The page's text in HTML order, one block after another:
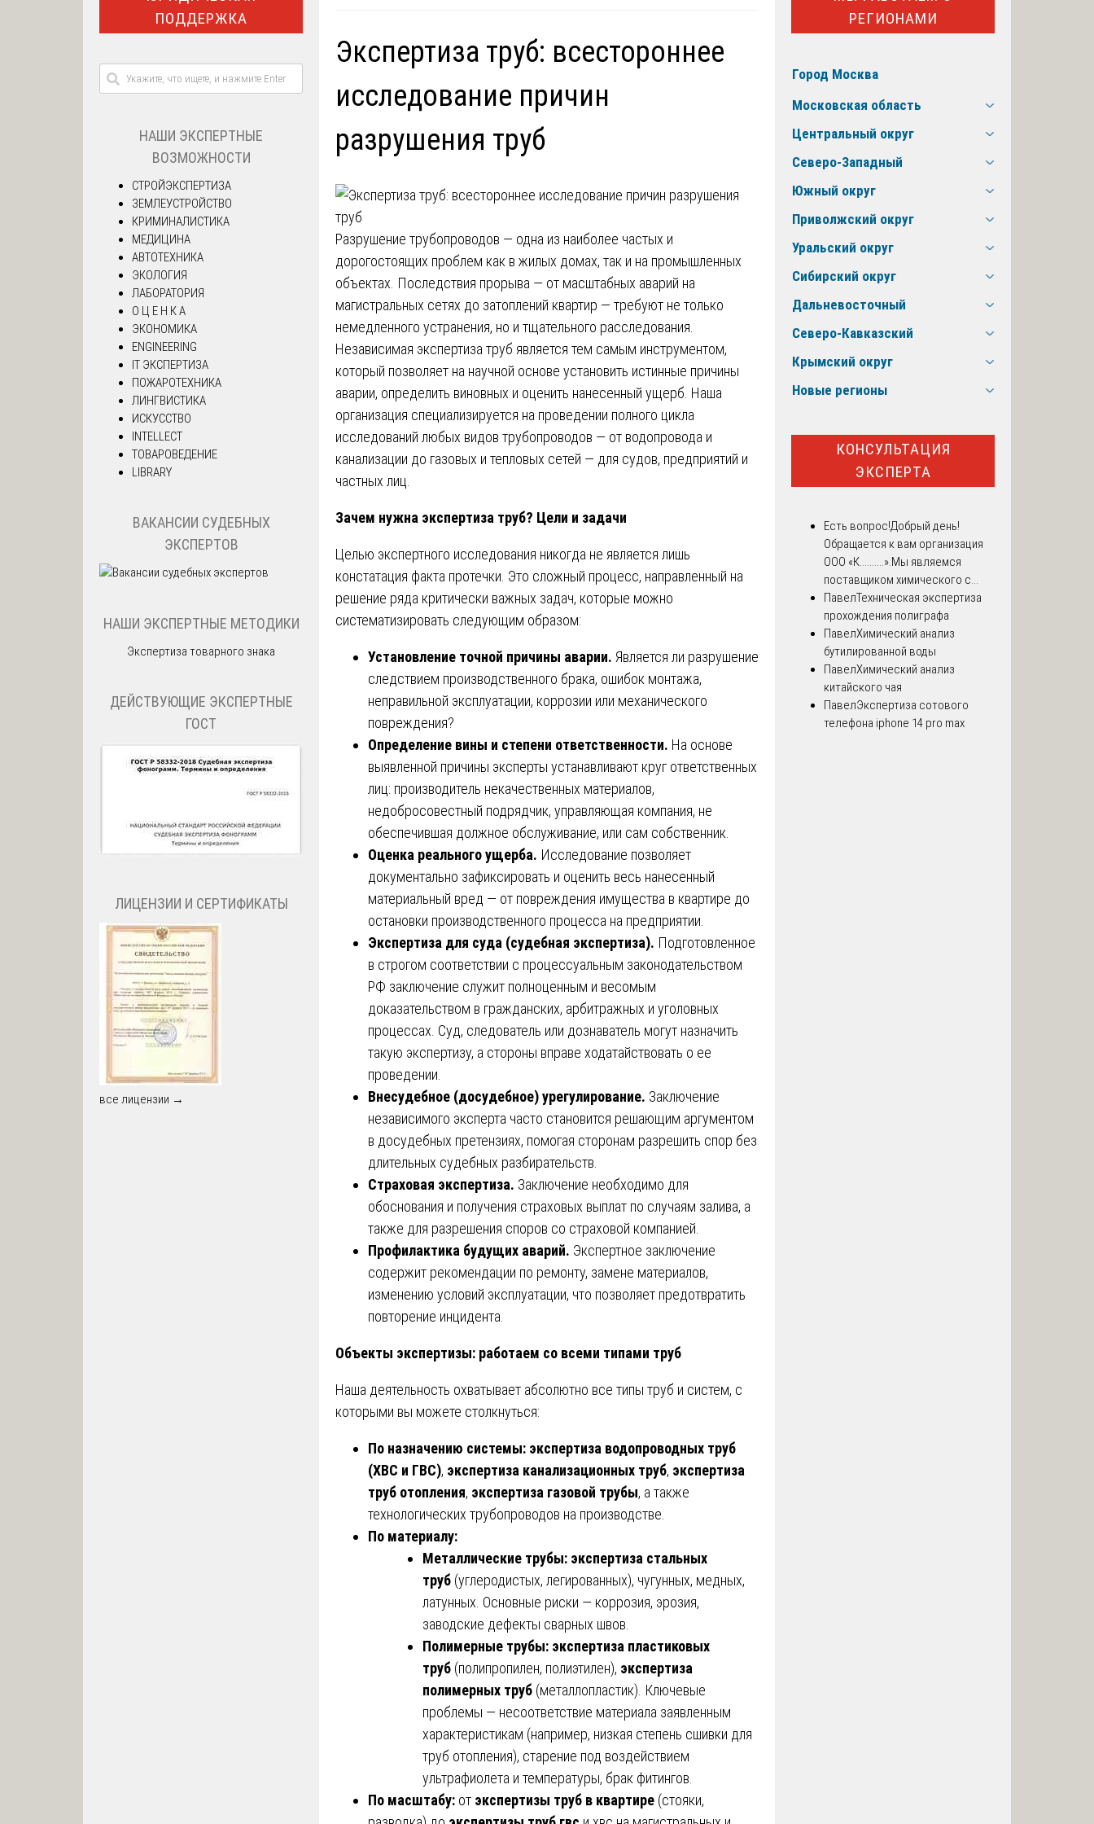
Экспертиза труб: всестороннее
исследование причин
разрушения труб
Разрушение трубопроводов — одна из наиболее частых и
дорогостоящих проблем как в жилых домах, так и на промышленных
объектах. Последствия прорыва — от масштабных аварий на
магистральных сетях до затоплений квартир — требуют не только
немедленного устранения, но и тщательного расследования.
Независимая экспертиза труб является тем самым инструментом,
который позволяет на научной основе установить истинные причины
аварии, определить виновных и оценить нанесенный ущерб. Наша
организация специализируется на проведении полного цикла
исследований любых видов трубопроводов — от водопровода и
канализации до газовых и тепловых сетей — для судов, предприятий и
частных лиц.
Зачем нужна экспертиза труб? Цели и задачи
Целью экспертного исследования никогда не является лишь
констатация факта протечки. Это сложный процесс, направленный на
решение ряда критически важных задач, которые можно
систематизировать следующим образом:
Установление точной причины аварии. Является ли разрушение
следствием производственного брака, ошибок монтажа,
неправильной эксплуатации, коррозии или механического
повреждения?
Определение вины и степени ответственности. На основе
выявленной причины эксперты устанавливают круг ответственных
лиц: производитель некачественных материалов,
недобросовестный подрядчик, управляющая компания, не
обеспечившая должное обслуживание, или сам собственник.
Оценка реального ущерба. Исследование позволяет
документально зафиксировать и оценить весь нанесенный
материальный вред — от повреждения имущества в квартире до
остановки производственного процесса на предприятии.
Экспертиза для суда (судебная экспертиза). Подготовленное
в строгом соответствии с процессуальным законодательством
РФ заключение служит полноценным и весомым
доказательством в гражданских, арбитражных и уголовных
процессах. Суд, следователь или дознаватель могут назначить
такую экспертизу, а стороны вправе ходатайствовать о ее
проведении.
Внесудебное (досудебное) урегулирование. Заключение
независимого эксперта часто становится решающим аргументом
в досудебных претензиях, помогая сторонам разрешить спор без
длительных судебных разбирательств.
Страховая экспертиза. Заключение необходимо для
обоснования и получения страховых выплат по случаям залива, а
также для разрешения споров со страховой компанией.
Профилактика будущих аварий. Экспертное заключение
содержит рекомендации по ремонту, замене материалов,
изменению условий эксплуатации, что позволяет предотвратить
повторение инцидента.
Объекты экспертизы: работаем со всеми типами труб
Наша деятельность охватывает абсолютно все типы труб и систем, с
которыми вы можете столкнуться:
По назначению системы: экспертиза водопроводных труб
(ХВС и ГВС), экспертиза канализационных труб, экспертиза
труб отопления, экспертиза газовой трубы, а также
технологических трубопроводов на производстве.
По материалу:
Металлические трубы: экспертиза стальных
труб (углеродистых, легированных), чугунных, медных,
латунных. Основные риски — коррозия, эрозия,
заводские дефекты сварных швов.
Полимерные трубы: экспертиза пластиковых
труб (полипропилен, полиэтилен), экспертиза
полимерных труб (металлопластик). Ключевые
проблемы — несоответствие материала заявленным
характеристикам (например, низкая степень сшивки для
труб отопления), старение под воздействием
ультрафиолета и температуры, брак фитингов.
По масштабу: от экспертизы труб в квартире (стояки,
ПОДДЕРЖКА
НАШИ ЭКСПЕРТНЫЕ
ВОЗМОЖНОСТИ
СТРОЙЭКСПЕРТИЗА
ЗЕМЛЕУСТРОЙСТВО
КРИМИНАЛИСТИКА
МЕДИЦИНА
АВТОТЕХНИКА
ЭКОЛОГИЯ
ЛАБОРАТОРИЯ
О Ц Е Н К А
ЭКОНОМИКА
ENGINEERING
IT ЭКСПЕРТИЗА
ПОЖАРОТЕХНИКА
ЛИНГВИСТИКА
ИСКУССТВО
INTELLECT
ТОВАРОВЕДЕНИЕ
LIBRARY
ВАКАНСИИ СУДЕБНЫХ
ЭКСПЕРТОВ
НАШИ ЭКСПЕРТНЫЕ МЕТОДИКИ
Экспертиза товарного знака
ДЕЙСТВУЮЩИЕ ЭКСПЕРТНЫЕ
ГОСТ
ЛИЦЕНЗИИ И СЕРТИФИКАТЫ
все лицензии →
РЕГИОНАМИ
Город Москва
Московская область
Центральный округ
Северо-Западный
Южный округ
Приволжский округ
Уральский округ
Сибирский округ
Дальневосточный
Северо-Кавказский
Крымский округ
Новые регионы
КОНСУЛЬТАЦИЯ
ЭКСПЕРТА
Есть вопрос!Добрый день!
Обращается к вам организация
ООО «К..........».Мы являемся
поставщиком химического с...
ПавелТехническая экспертиза
прохождения полиграфа
ПавелХимический анализ
бутилированной воды
ПавелХимический анализ
китайского чая
ПавелЭкспертиза сотового
телефона iphone 14 pro max